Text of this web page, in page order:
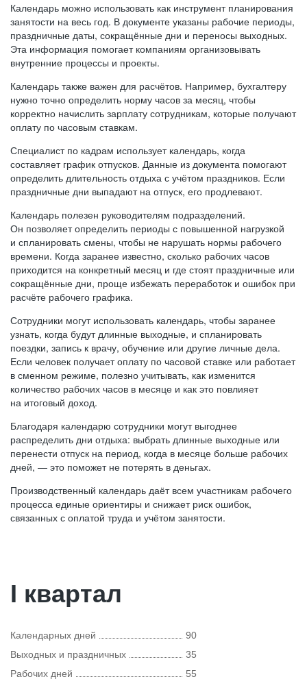
Календарь можно использовать как инструмент планирования
занятости на весь год. В документе указаны рабочие периоды,
праздничные даты, сокращённые дни и переносы выходных.
Эта информация помогает компаниям организовывать
внутренние процессы и проекты.
Календарь также важен для расчётов. Например, бухгалтеру
нужно точно определить норму часов за месяц, чтобы
корректно начислить зарплату сотрудникам, которые получают
оплату по часовым ставкам.
Специалист по кадрам использует календарь, когда
составляет график отпусков. Данные из документа помогают
определить длительность отдыха с учётом праздников. Если
праздничные дни выпадают на отпуск, его продлевают.
Календарь полезен руководителям подразделений.
Он позволяет определить периоды с повышенной нагрузкой
и спланировать смены, чтобы не нарушать нормы рабочего
времени. Когда заранее известно, сколько рабочих часов
приходится на конкретный месяц и где стоят праздничные или
сокращённые дни, проще избежать переработок и ошибок при
расчёте рабочего графика.
Сотрудники могут использовать календарь, чтобы заранее
узнать, когда будут длинные выходные, и спланировать
поездки, запись к врачу, обучение или другие личные дела.
Если человек получает оплату по часовой ставке или работает
в сменном режиме, полезно учитывать, как изменится
количество рабочих часов в месяце и как это повлияет
на итоговый доход.
Благодаря календарю сотрудники могут выгоднее
распределить дни отдыха: выбрать длинные выходные или
перенести отпуск на период, когда в месяце больше рабочих
дней, — это поможет не потерять в деньгах.
Производственный календарь даёт всем участникам рабочего
процесса единые ориентиры и снижает риск ошибок,
связанных с оплатой труда и учётом занятости.
I квартал
Календарных дней
90
Выходных и праздничных
35
Рабочих дней
55